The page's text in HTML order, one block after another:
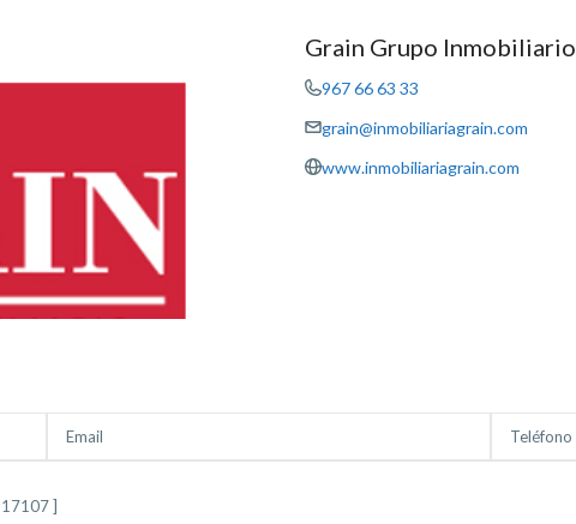
Grain Grupo Inmobiliario
967 66 63 33
grain@inmobiliariagrain.com
www.inmobiliariagrain.com